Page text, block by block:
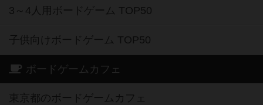
3～4人用ボードゲーム TOP50
子供向けボードゲーム TOP50
ボードゲームカフェ
東京都のボードゲームカフェ